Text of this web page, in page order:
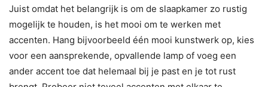
Juist omdat het belangrijk is om de slaapkamer zo rustig
mogelijk te houden, is het mooi om te werken met
accenten. Hang bijvoorbeeld één mooi kunstwerk op, kies
voor een aansprekende, opvallende lamp of voeg een
ander accent toe dat helemaal bij je past en je tot rust